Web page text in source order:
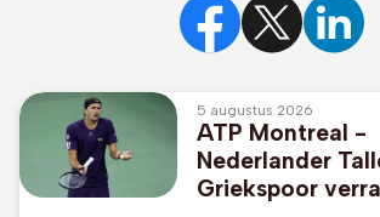
5 augustus 2026
ATP Montreal -
Nederlander
Griekspoor